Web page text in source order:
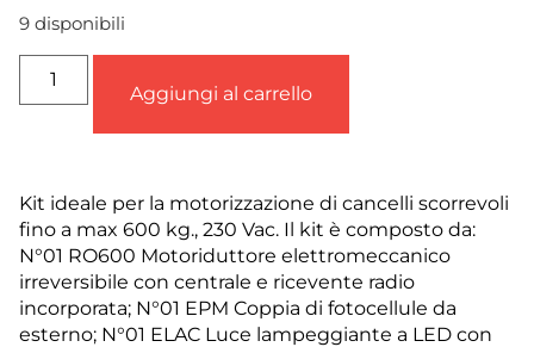
9 disponibili
Aggiungi al carrello
Kit ideale per la motorizzazione di cancelli scorrevoli
fino a max 600 kg., 230 Vac. Il kit è composto da:
N°01 RO600 Motoriduttore elettromeccanico
irreversibile con centrale e ricevente radio
incorporata; N°01 EPM Coppia di fotocellule da
esterno; N°01 ELAC Luce lampeggiante a LED con